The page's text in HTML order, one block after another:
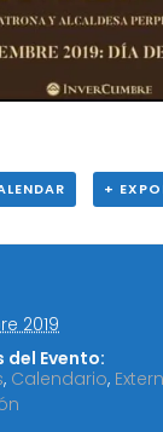
+
2019
Evento:
, Calendario,